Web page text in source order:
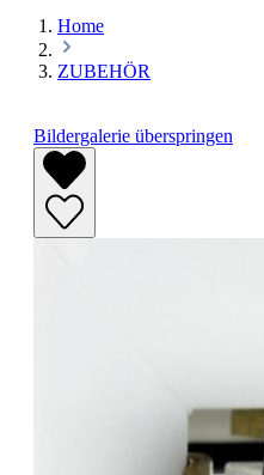
Home
ZUBEHÖR
Bildergalerie überspringen